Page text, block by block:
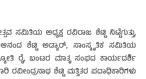
ಸಮಿತಿಯ ಅಧ್ಯಕ್ಷ ರವಿರಾಜ ಶೆಟ್ಟಿ ನಿಟ್ಟೆಗುತ್ತು,
ಶೆಟ್ಟಿ ಅಡ್ಯಾರ್, ಸಾಂಸ್ಕೃತಿಕ ಸಮಿತಿಯ
ರೈ, ಬಂಟರ ಮಾತೃ ಸಂಘದ ಕಾರ್ಯದರ್ಶಿ
ರವೀಂದ್ರನಾಥ ಶೆಟ್ಟಿ ಮತ್ತಿತರ ಪದಾಧಿಕಾರಿಗಳು